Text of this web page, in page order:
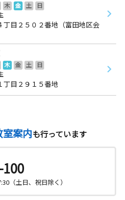
木 金 土
日
目２５０２番地（富田地区会
木 金 土
日
丁目２９１５番地
案内も行っています
（土日、祝日除く）